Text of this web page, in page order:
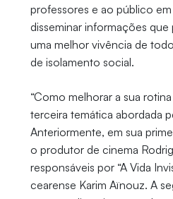
professores e ao público
disseminar informações
uma melhor vivência de
de isolamento social.
“Como melhorar a sua
terceira temática abordada
Anteriormente, em sua
o produtor de cinema
responsáveis por “A Vida
cearense Karim Aïnouz. A